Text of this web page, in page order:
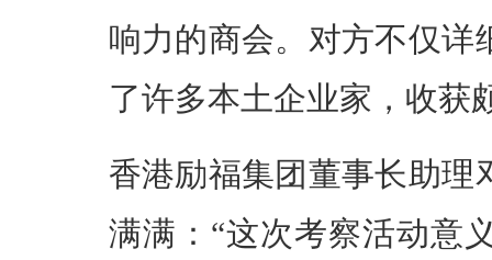
响力的商会。对方不仅详
了许多本土企业家，收获
香港励福集团董事长助理
满满：“这次考察活动意